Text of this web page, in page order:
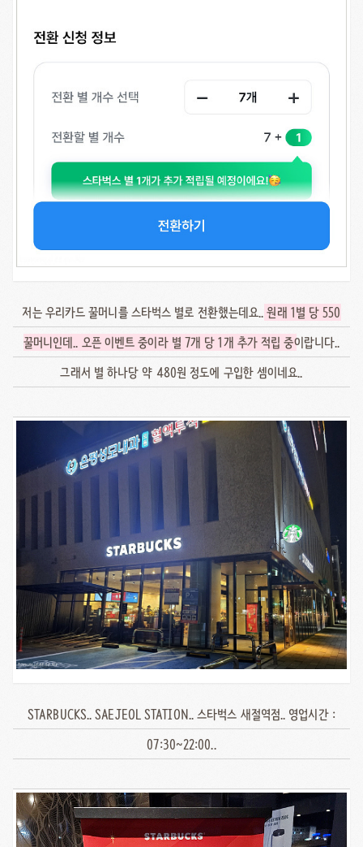
저는 우리카드 꿀머니를 스타벅스 별로 전환했는데요..원래 1별 당 550
꿀머니인데.. 오픈 이벤트 중이라 별 7개 당 1개 추가 적립 중이랍니다..
그래서 별 하나당 약 480원 정도에 구입한 셈이네요..
STARBUCKS.. SAEJEOL STATION.. 스타벅스 새절역점.. 영업시간 :
07:30~22:00..